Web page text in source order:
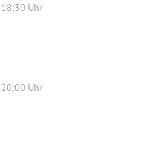
18:30 Uhr
20:00 Uhr